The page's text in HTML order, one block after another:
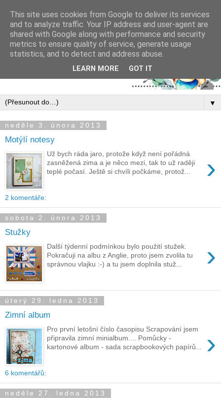
▼
neděle 3. února 2013
Motýlí notesy
›
Už bych ráda jaro, protože když není pořádná
zasněžená zima a je něco mezi, tak to už raději
teplé počasí. Ještě si chvíli počkáme, protož...
2 komentáře:
sobota 2. února 2013
Stužky
›
Další týdenní podmínkou bylo použití stužek.
Pokračuji na albu z Anglie, proto jsem zvolila tu
správnou vlajku :-) a tu jsem doplnila stuž...
úterý 29. ledna 2013
Zimní album
›
Pro první letošní číslo časopisu Scrapování jsem
připravila zimní minialbum.... Pomůcky -
kartonové album - sada scrapbookových papírů...
6 komentářů:
neděle 27. ledna 2013
This site uses cookies from Google to deliver its services
and to analyze traffic. Your IP address and user-agent are
shared with Google along with performance and security
metrics to ensure quality of service, generate usage
statistics, and to detect and address abuse.
LEARN MORE GOT IT